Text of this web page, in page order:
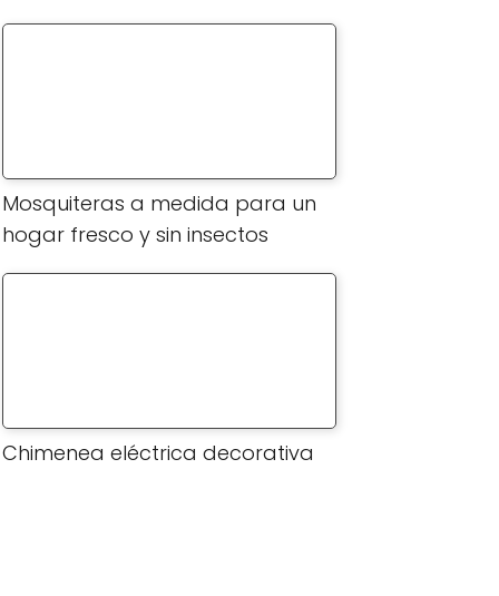
Mosquiteras a medida para un
hogar fresco y sin insectos
Chimenea eléctrica decorativa